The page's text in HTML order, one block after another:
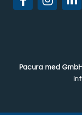
Pacura med